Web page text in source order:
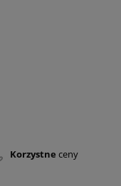
Korzystne ceny